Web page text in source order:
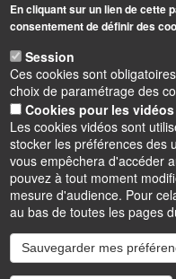
Adresse Postale
ERCAE
Université d’Orléans,
INSPÉ CVL,
72 rue du Faubourg de
45000 Orléans
Instagram
En cliquant sur un lien de cette
consentement de définir des
Session
Ces cookies sont
choix de paramétrage des
Cookies pour les vidéos
Les cookies vidéos sont
stocker les préférences des
vous empêchera d'accéder
pouvez à tout moment
mesure d'audience. Pour
au bas de toutes les pages
Sauvegarder mes